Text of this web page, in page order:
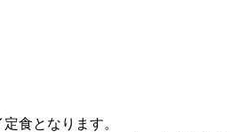
食となります。